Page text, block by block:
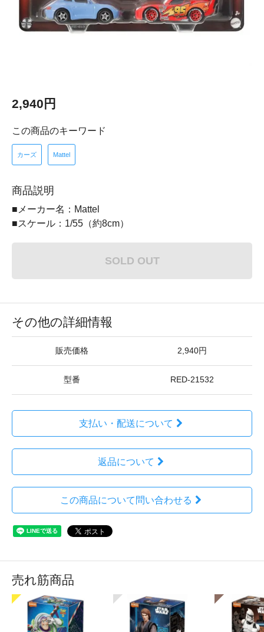
2,940円
この商品のキーワード
カーズ Mattel
商品説明
■メーカー名：Mattel
■スケール：1/55（約8cm）
SOLD OUT
その他の詳細情報
販売価格 2,940円
型番 RED-21532
支払い・配送について
返品について
この商品について問い合わせる
売れ筋商品